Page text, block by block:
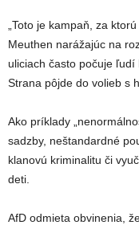
„Toto je kampaň, za
Meuthen narážajúc na
uliciach často počuje ľudí
Strana pôjde do volieb s
Ako príklady
sadzby, neštandardné
klanovú kriminalitu či
deti.
AfD odmieta obvinenia,